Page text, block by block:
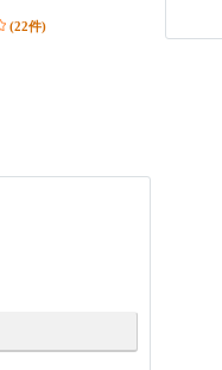
(22件)